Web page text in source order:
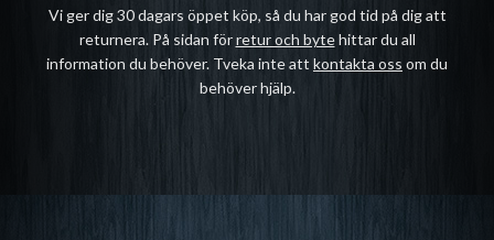
Vi ger dig 30 dagars öppet köp, så du har god tid på dig att
returnera. På sidan förretur och bytehittar du all
information du behöver. Tveka inte att kontakta oss om du
behöver hjälp.